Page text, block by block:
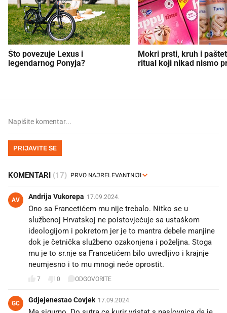
Što povezuje Lexus i
legendarnog Ponyja?
Mokri prsti, kruh i
ritual koji nikad nismo
PRIJAVITE SE
KOMENTARI (17)
AV Andrija Vukorepa 17.09.2024.
Ono sa Francetićem mu nije trebalo. Nitko se u
službenoj Hrvatskoj ne poistovjećuje sa ustaškom
ideologijom i pokretom jer je to mantra debele manjine
dok je četnička službeno ozakonjena i poželjna. Stoga
mu je to sr.nje sa Francetićem bilo uvredljivo i krajnje
neumjesno i to mu mnogi neće oprostit.
7 0 ODGOVORITE
GC Gdjejenestao Covjek 17.09.2024.